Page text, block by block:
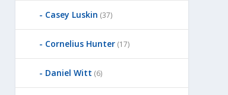
Casey Luskin (37)
Cornelius Hunter (17)
Daniel Witt (6)